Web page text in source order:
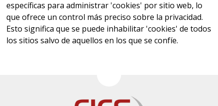
específicas para administrar 'cookies' por sitio web, lo
que ofrece un control más preciso sobre la privacidad.
Esto significa que se puede inhabilitar 'cookies' de todos
los sitios salvo de aquellos en los que se confíe.